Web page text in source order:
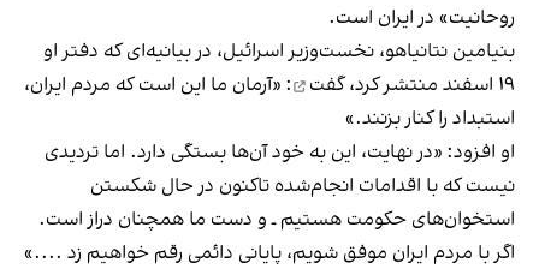
روحانیت» در ایران است.
بنیامین نتانیاهو، نخست‌وزیر اسرائیل، در بیانیه‌ای که دفتر او
۱۹ اسفند منتشر کرد،
گفت
: «آرمان ما این است که مردم ایران،
استبداد را کنار بزنند.»
او افزود: «در نهایت، این به خود آن‌ها بستگی دارد. اما تردیدی
نیست که با اقدامات انجام‌شده تاکنون در حال شکستن
استخوان‌های حکومت هستیم ـ و دست ما همچنان دراز است.
اگر با مردم ایران موفق شویم، پایانی دائمی رقم خواهیم زد ....»